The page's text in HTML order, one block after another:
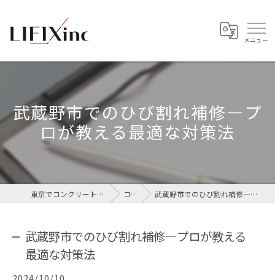
武蔵野市でのひび割れ補修—プ
ロが教える最適な対策法
東京でコンクリートなら株式会社LIFIX コラム 武蔵野市でのひび割れ補修—プロが教える最適な対策法
武蔵野市でのひび割れ補修—プロが教える
最適な対策法